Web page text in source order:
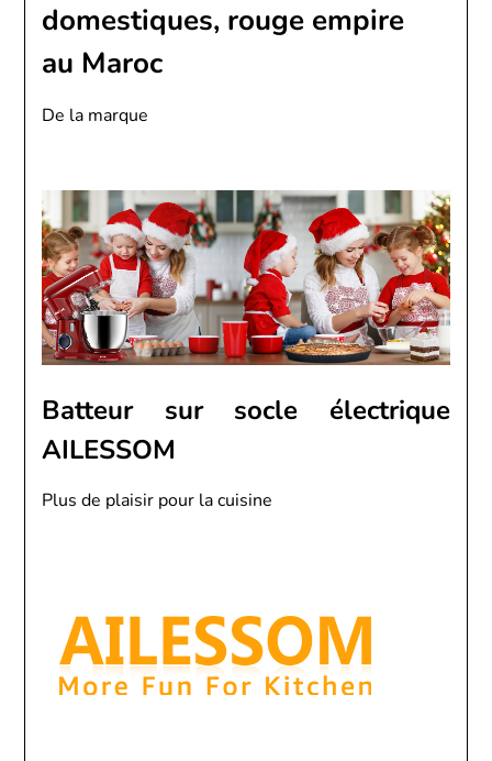
domestiques, rouge empire
au Maroc
De la marque
Batteur sur socle électrique
AILESSOM
Plus de plaisir pour la cuisine